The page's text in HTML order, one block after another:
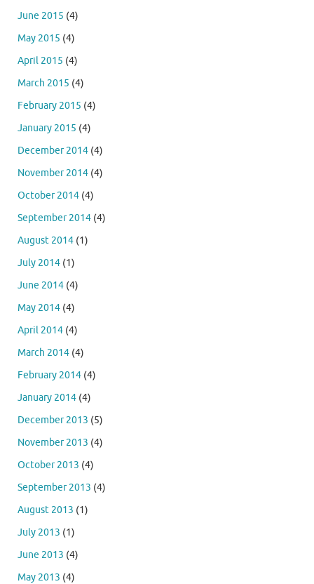
June 2015 (4)
May 2015 (4)
April 2015 (4)
March 2015 (4)
February 2015 (4)
January 2015 (4)
December 2014 (4)
November 2014 (4)
October 2014 (4)
September 2014 (4)
August 2014 (1)
July 2014 (1)
June 2014 (4)
May 2014 (4)
April 2014 (4)
March 2014 (4)
February 2014 (4)
January 2014 (4)
December 2013 (5)
November 2013 (4)
October 2013 (4)
September 2013 (4)
August 2013 (1)
July 2013 (1)
June 2013 (4)
May 2013 (4)